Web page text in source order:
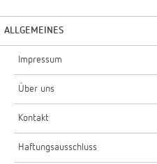
ALLGEMEINES
Impressum
Über uns
Kontakt
Haftungsausschluss